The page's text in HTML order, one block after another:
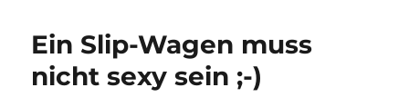
Ein Slip-Wagen muss
nicht sexy sein ;-)